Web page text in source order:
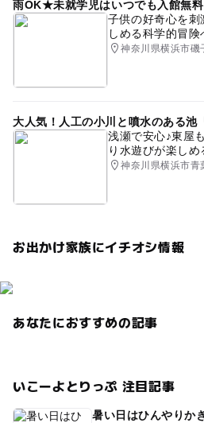
雨OK★未就学児はいつでも入館無
子供の好奇心を
しめる科学的冒険
神奈川県横浜市磯
大人気！人工の小川と噴水のある池
浅瀬で安心♪東屋
り水遊びが楽しめ
神奈川県横浜市青
お出かけ家族にイチオシ情報
あなたにおすすめの記事
いこーよとりっぷ 注目記事
暑い日はひんやりか